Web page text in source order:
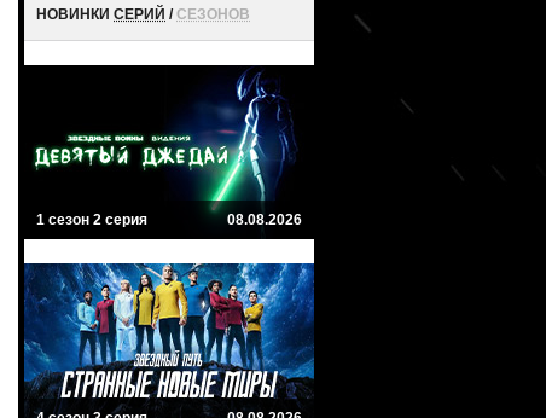
НОВИНКИ СЕРИЙ /СЕЗОНОВ
1 сезон 2 серия 08.08.2026